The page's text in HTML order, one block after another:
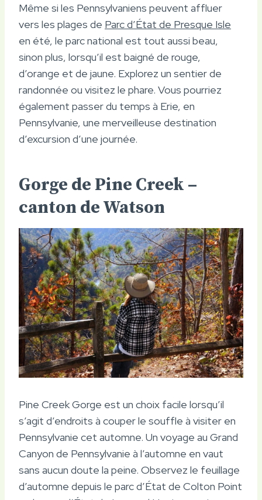
Même si les Pennsylvaniens peuvent affluer
vers les plages de Parc d’État de Presque Isle
en été, le parc national est tout aussi beau,
sinon plus, lorsqu’il est baigné de rouge,
d’orange et de jaune. Explorez un sentier de
randonnée ou visitez le phare. Vous pourriez
également passer du temps à Erie, en
Pennsylvanie, une merveilleuse destination
d’excursion d’une journée.
Gorge de Pine Creek –
canton de Watson
Pine Creek Gorge est un choix facile lorsqu’il
s’agit d’endroits à couper le souffle à visiter en
Pennsylvanie cet automne. Un voyage au Grand
Canyon de Pennsylvanie à l’automne en vaut
sans aucun doute la peine. Observez le feuillage
d’automne depuis le parc d’État de Colton Point